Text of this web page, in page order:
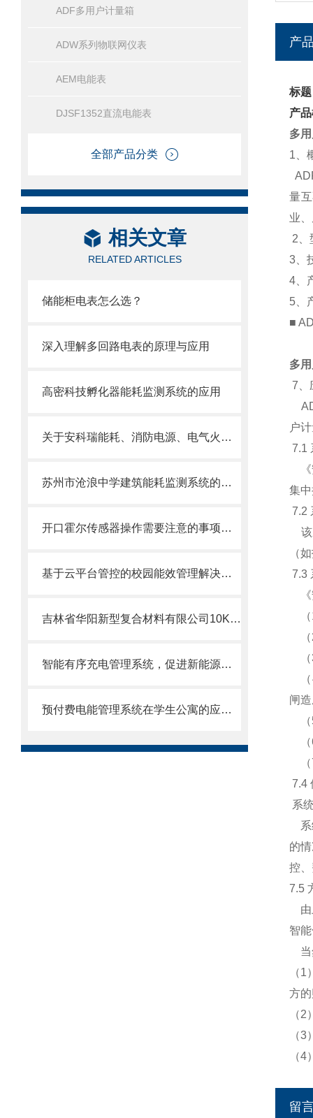
ADF多用户计量箱
ADW系列物联网仪表
AEM电能表
DJSF1352直流电能表
全部产品分类
相关文章
RELATED ARTICLES
储能柜电表怎么选？
深入理解多回路电表的原理与应用
高密科技孵化器能耗监测系统的应用
关于安科瑞能耗、消防电源、电气火灾系统 在苏州智选假日酒店的设计和应用
苏州市沧浪中学建筑能耗监测系统的应用
开口霍尔传感器操作需要注意的事项都有什么？
基于云平台管控的校园能效管理解决方案探讨
吉林省华阳新型复合材料有限公司10KV新建厂房电力监控系统的设计与应用
智能有序充电管理系统，促进新能源消纳，提高电网的稳定性
预付费电能管理系统在学生公寓的应用与分析
产
标
产
多
1、
量
业
2、
3、
4、
5、
■
多
7、
户
7.1
《
集
7.2
该
（
7.3
《
（
（
（
（
闸
（
（
（
7.4
系
系
的
控
7.5
由
智
当
（
方
（
（
（
留